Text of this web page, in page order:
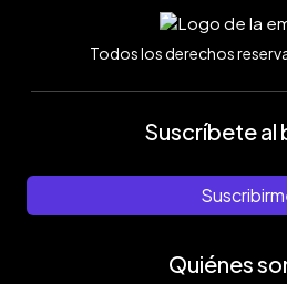
Todos los derechos
Suscríbete al
Quiénes